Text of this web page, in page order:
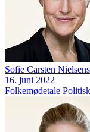
Sofie Carsten
16. juni 2022
Folkemødetale